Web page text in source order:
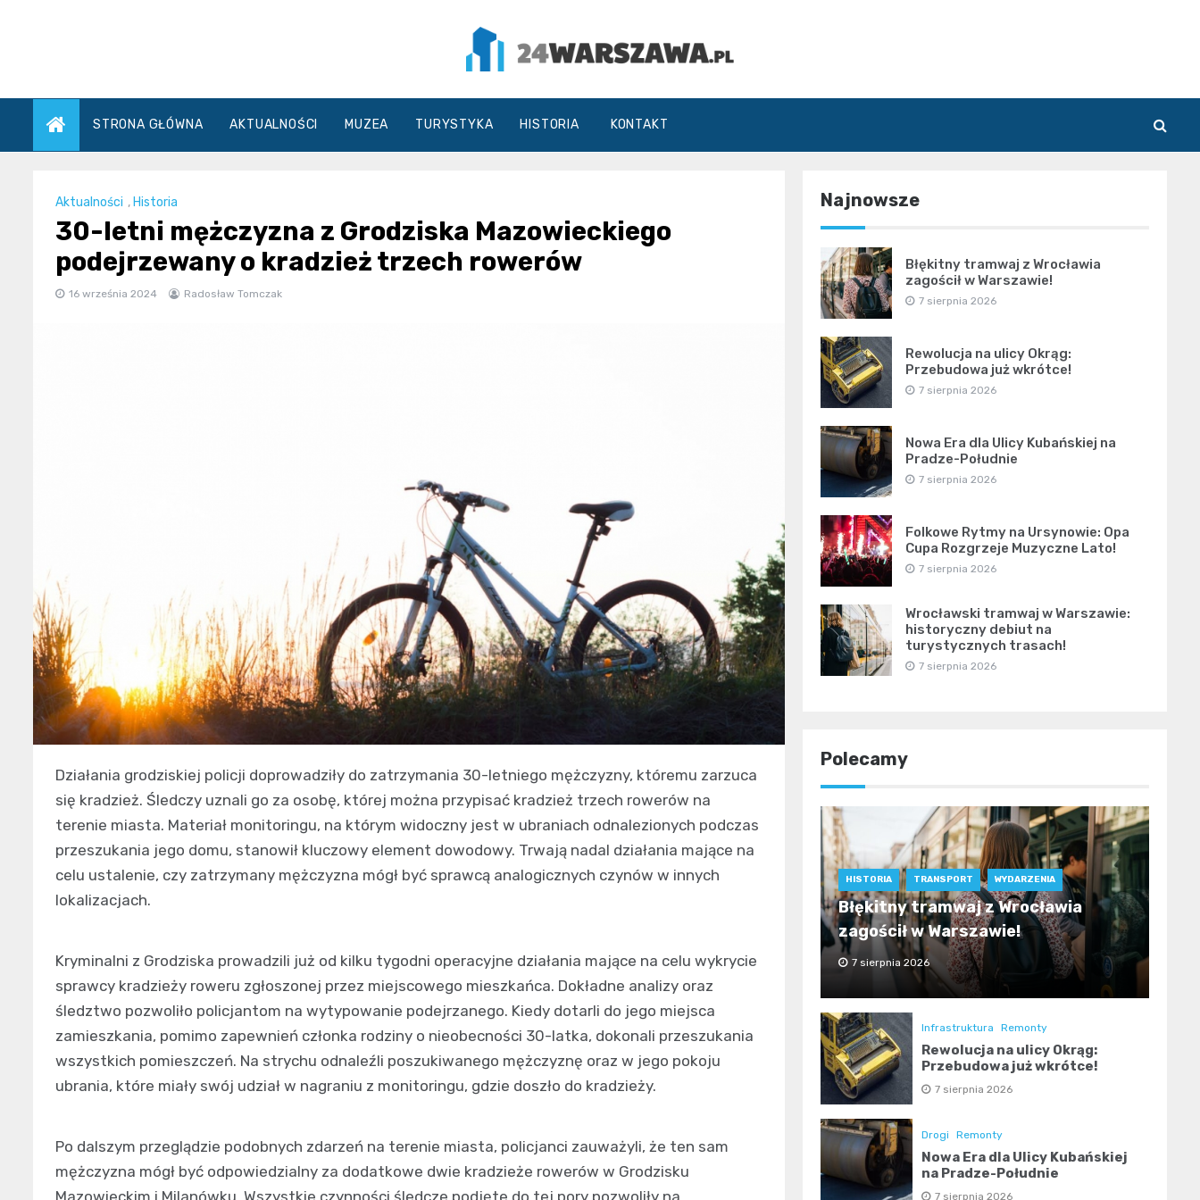
24Warszawa.pl
STRONA GŁÓWNA AKTUALNOŚCI MUZEA TURYSTYKA HISTORIA KONTAKT
Aktualności , Historia
30-letni mężczyzna z Grodziska Mazowieckiego
podejrzewany o kradzież trzech rowerów
16 września 2024 Radosław Tomczak
Działania grodziskiej policji doprowadziły do zatrzymania 30-letniego mężczyzny, któremu zarzuca
się kradzież. Śledczy uznali go za osobę, której można przypisać kradzież trzech rowerów na
terenie miasta. Materiał monitoringu, na którym widoczny jest w ubraniach odnalezionych podczas
przeszukania jego domu, stanowił kluczowy element dowodowy. Trwają nadal działania mające na
celu ustalenie, czy zatrzymany mężczyzna mógł być sprawcą analogicznych czynów w innych
lokalizacjach.
Kryminalni z Grodziska prowadzili już od kilku tygodni operacyjne działania mające na celu wykrycie
sprawcy kradzieży roweru zgłoszonej przez miejscowego mieszkańca. Dokładne analizy oraz
śledztwo pozwoliło policjantom na wytypowanie podejrzanego. Kiedy dotarli do jego miejsca
zamieszkania, pomimo zapewnień członka rodziny o nieobecności 30-latka, dokonali przeszukania
wszystkich pomieszczeń. Na strychu odnaleźli poszukiwanego mężczyznę oraz w jego pokoju
ubrania, które miały swój udział w nagraniu z monitoringu, gdzie doszło do kradzieży.
Po dalszym przeglądzie podobnych zdarzeń na terenie miasta, policjanci zauważyli, że ten sam
mężczyzna mógł być odpowiedzialny za dodatkowe dwie kradzieże rowerów w Grodzisku
Mazowieckim i Milanówku. Wszystkie czynności śledcze podjęte do tej pory pozwoliły na
Najnowsze
Błękitny tramwaj z Wrocławia
zagościł w Warszawie!
7 sierpnia 2026
Rewolucja na ulicy Okrąg:
Przebudowa już wkrótce!
7 sierpnia 2026
Nowa Era dla Ulicy Kubańskiej na
Pradze-Południe
7 sierpnia 2026
Folkowe Rytmy na Ursynowie: Opa
Cupa Rozgrzeje Muzyczne Lato!
7 sierpnia 2026
Wrocławski tramwaj w Warszawie:
historyczny debiut na
turystycznych trasach!
7 sierpnia 2026
Polecamy
HISTORIA TRANSPORT WYDARZENIA
Błękitny tramwaj z Wrocławia
zagościł w Warszawie!
7 sierpnia 2026
Infrastruktura Remonty
Rewolucja na ulicy Okrąg:
Przebudowa już wkrótce!
7 sierpnia 2026
Drogi Remonty
Nowa Era dla Ulicy Kubańskiej
na Pradze-Południe
7 sierpnia 2026